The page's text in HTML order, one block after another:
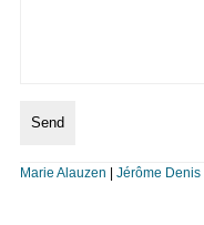
Marie Alauzen Jérôme Denis|